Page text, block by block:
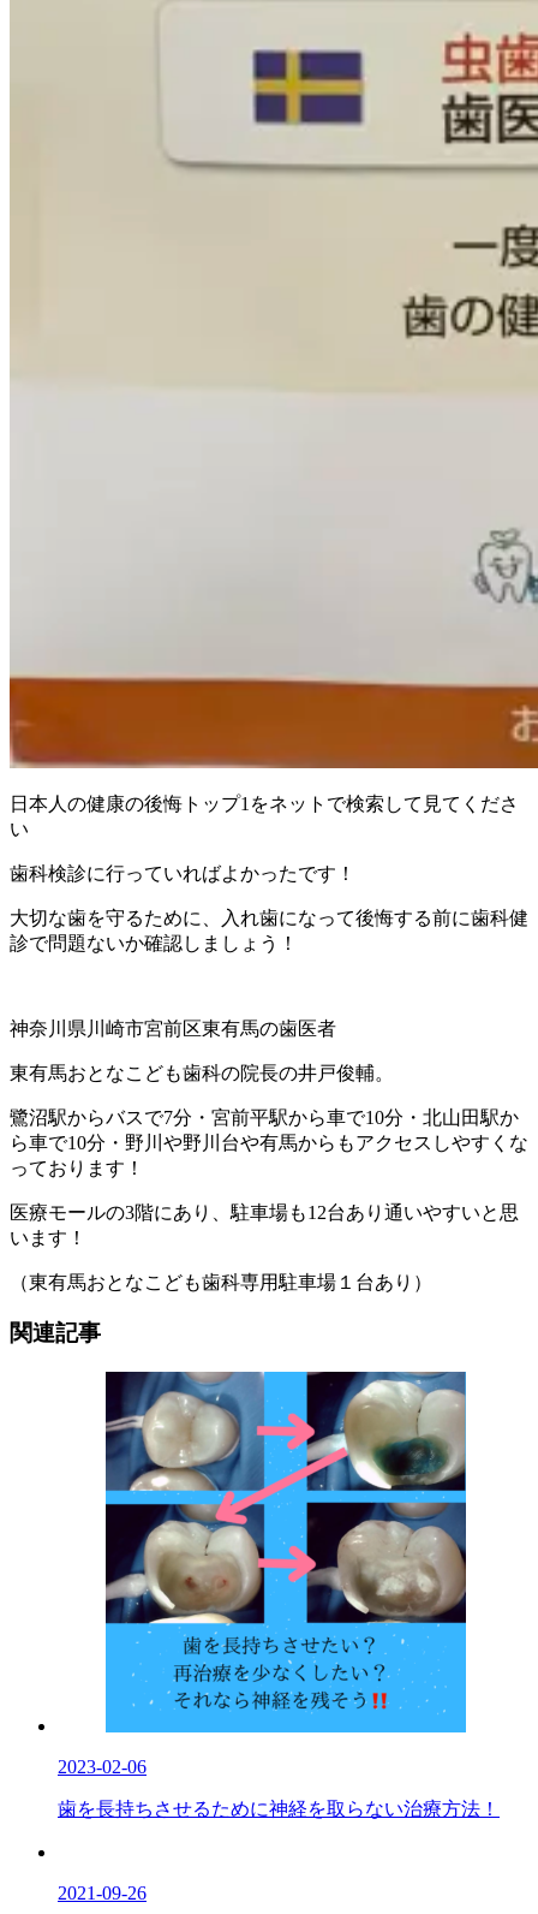
日本人の健康の後悔トップ1をネットで検索して見てくださ
い
歯科検診に行っていればよかったです！
大切な歯を守るために、入れ歯になって後悔する前に歯科健
診で問題ないか確認しましょう！
神奈川県川崎市宮前区東有馬の歯医者
東有馬おとなこども歯科の院長の井戸俊輔。
鷺沼駅からバスで7分・宮前平駅から車で10分・北山田駅か
ら車で10分・野川や野川台や有馬からもアクセスしやすくな
っております！
医療モールの3階にあり、駐車場も12台あり通いやすいと思
います！
（東有馬おとなこども歯科専用駐車場１台あり）
関連記事
2023-02-06
歯を長持ちさせるために神経を取らない治療方法！
2021-09-26